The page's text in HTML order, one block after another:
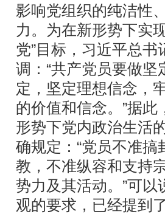
影响党组织的纯洁性
力。为在新形势下实
党”目标，习近平总
调：“共产党员要做
定，坚定理想信念，
的价值和信念。”据
形势下党内政治生活
确规定：“党员不准
教，不准纵容和支持
势力及其活动。”可
观的要求，已经提到